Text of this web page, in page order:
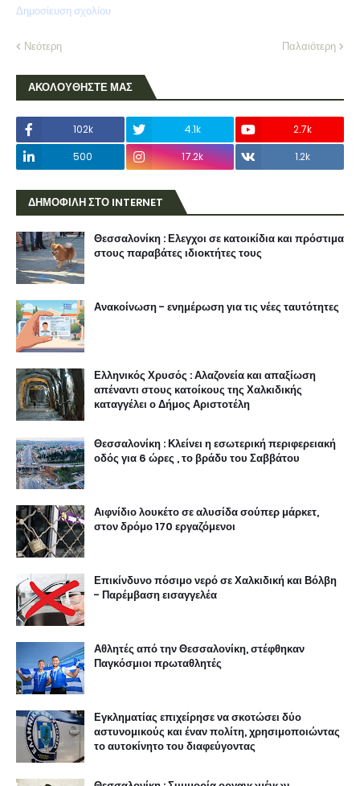
Δημοσίευση σχολίου
Νεότερη Παλαιότερη
ΑΚΟΛΟΥΘΗΣΤΕ ΜΑΣ
102k 4.1k
2.7k
500
17.2k 1.2k
ΔΗΜΟΦΙΛΗ ΣΤΟ INTERNET
Θεσσαλονίκη : Ελεγχοι σε κατοικίδια και πρόστιμα
στους παραβάτες ιδιοκτήτες τους
Ανακοίνωση - ενημέρωση για τις νέες ταυτότητες
Ελληνικός Χρυσός : Αλαζονεία και απαξίωση
απέναντι στους κατοίκους της Χαλκιδικής
καταγγέλει ο Δήμος Αριστοτέλη
Θεσσαλονίκη : Κλείνει η εσωτερική περιφερειακή
οδός για 6 ώρες , το βράδυ του Σαββάτου
Αιφνίδιο λουκέτο σε αλυσίδα σούπερ μάρκετ,
στον δρόμο 170 εργαζόμενοι
Επικίνδυνο πόσιμο νερό σε Χαλκιδική και Βόλβη
- Παρέμβαση εισαγγελέα
Αθλητές από την Θεσσαλονίκη, στέφθηκαν
Παγκόσμιοι πρωταθλητές
Εγκληματίας επιχείρησε να σκοτώσει δύο
αστυνομικούς και έναν πολίτη, χρησιμοποιώντας
το αυτοκίνητο του διαφεύγοντας